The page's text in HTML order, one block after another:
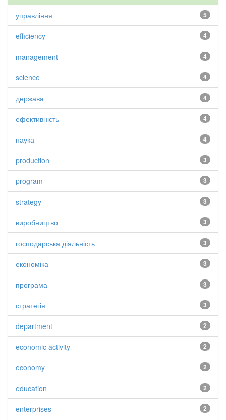
5
управління
4
efficiency
4
management
4
science
4
держава
4
ефективність
4
наука
3
production
3
program
3
strategy
3
виробництво
3
господарська діяльність
3
економіка
3
програма
3
стратегія
2
department
2
economic activity
2
economy
2
education
2
enterprises